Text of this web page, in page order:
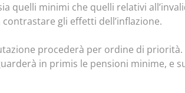
quelli minimi che quelli relativi
contrastare gli effetti dell’inflazione.
procederà per ordine di
in primis le pensioni minime, e